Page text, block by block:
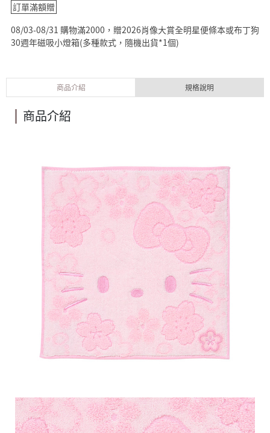
訂單滿額贈
08/03-08/31 購物滿2000，贈2026肖像大賞全明星便條本或布丁狗
30週年磁吸小燈箱(多種款式，隨機出貨*1個)
商品介紹 規格說明
商品介紹